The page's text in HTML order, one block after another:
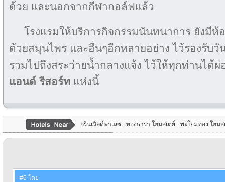
ด้วย และนอกจากกีฬากอล์ฟแล้ว
โรงแรมให้บริการกิจกรรมนันทนาการ ยังมี
ด้วยสมุนไพร และอื่นๆอีกหลายอย่าง ไว้รองรับ
รวมไปถึงสระว่ายน้ำกลางแจ้ง ไว้ให้ทุกท่านได้
แอนด์ รีสอร์ท แห่งนี้
กรีนเวิลด์พาเลซ ทองธารา โฮมสเตย์ พะโยมทอง โฮมส
#6 โดย